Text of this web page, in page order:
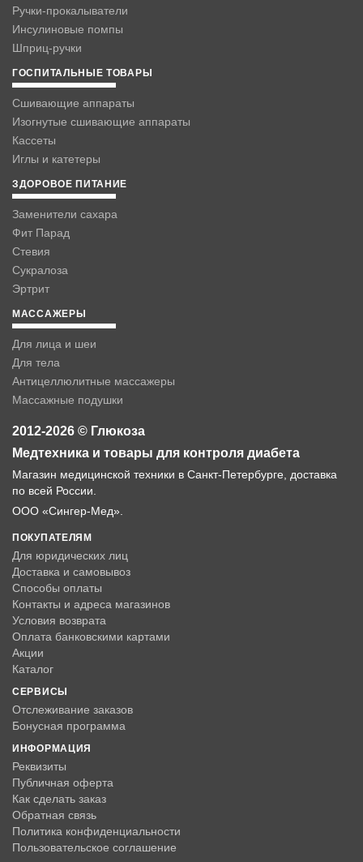
Ручки-прокалыватели
Инсулиновые помпы
Шприц-ручки
ГОСПИТАЛЬНЫЕ ТОВАРЫ
Сшивающие аппараты
Изогнутые сшивающие аппараты
Кассеты
Иглы и катетеры
ЗДОРОВОЕ ПИТАНИЕ
Заменители сахара
Фит Парад
Стевия
Сукралоза
Эртрит
МАССАЖЕРЫ
Для лица и шеи
Для тела
Антицеллюлитные массажеры
Массажные подушки
2012-2026 © Глюкоза
Медтехника и товары для контроля диабета
Магазин медицинской техники в Санкт-Петербурге, доставка
по всей России.
ООО «Сингер-Мед».
ПОКУПАТЕЛЯМ
Для юридических лиц
Доставка и самовывоз
Способы оплаты
Контакты и адреса магазинов
Условия возврата
Оплата банковскими картами
Акции
Каталог
СЕРВИСЫ
Отслеживание заказов
Бонусная программа
ИНФОРМАЦИЯ
Реквизиты
Публичная оферта
Как сделать заказ
Обратная связь
Политика конфиденциальности
Пользовательское соглашение